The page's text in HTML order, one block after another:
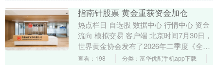
指南针股票 黄金重获资金加仓
热点栏目 自选股 数据中心 行情中心 资金
流向 模拟交易 客户端 北京时间7月30日，
世界黄金协会发布了2026年二季度《全球
黄金需求趋势报告》（以下简称“报告....
查看：198 分类：富华优配手机app下载